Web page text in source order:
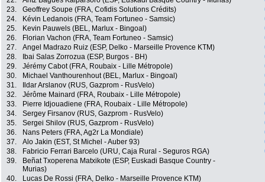
23.
Geoffrey Soupe (FRA, Cofidis Solutions Crédits)
24.
Kévin Ledanois (FRA, Team Fortuneo - Samsic)
25.
Kevin Pauwels (BEL, Marlux - Bingoal)
26.
Florian Vachon (FRA, Team Fortuneo - Samsic)
27.
Angel Madrazo Ruiz (ESP, Delko - Marseille Provence KTM)
28.
Ibai Salas Zorrozua (ESP, Burgos - BH)
29.
Jérémy Cabot (FRA, Roubaix - Lille Métropole)
30.
Michael Vanthourenhout (BEL, Marlux - Bingoal)
31.
Ildar Arslanov (RUS, Gazprom - RusVelo)
32.
Jérôme Mainard (FRA, Roubaix - Lille Métropole)
33.
Pierre Idjouadiene (FRA, Roubaix - Lille Métropole)
34.
Sergey Firsanov (RUS, Gazprom - RusVelo)
35.
Sergei Shilov (RUS, Gazprom - RusVelo)
36.
Nans Peters (FRA, Ag2r La Mondiale)
37.
Alo Jakin (EST, St Michel - Auber 93)
38.
Fabricio Ferrari Barcelo (URU, Caja Rural - Seguros RGA)
39.
Beñat Txoperena Matxikote (ESP, Euskadi Basque Country -
Murias)
40.
Lucas De Rossi (FRA, Delko - Marseille Provence KTM)